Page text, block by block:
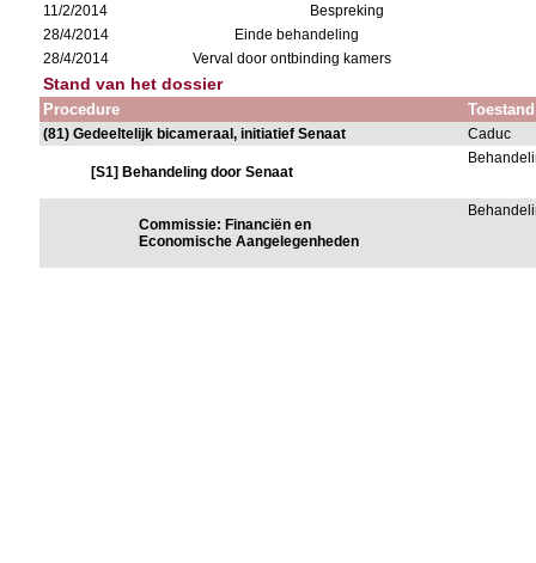
11/2/2014
Bespreking
28/4/2014
Einde behandeling
28/4/2014
Verval door ontbinding kamers
Stand van het dossier
Procedure Toestand
(81) Gedeeltelijk bicameraal, initiatief Senaat Caduc
[S1] Behandeling door Senaat
Commissie: Financiën en
Economische Aangelegenheden